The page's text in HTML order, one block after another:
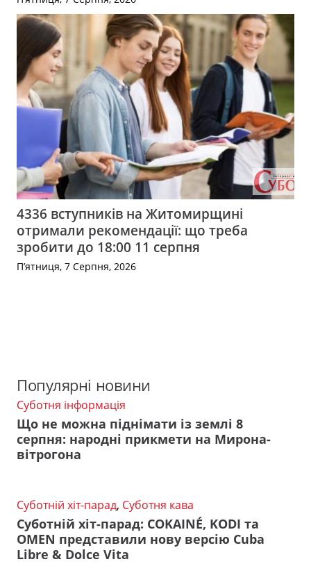
4336 вступників на Житомирщині
отримали рекомендації: що треба
зробити до 18:00 11 серпня
П’ятниця, 7 Серпня, 2026
Популярні новини
Суботня інформація
Що не можна піднімати із землі 8
серпня: народні прикмети на Мирона-
вітрогона
Суботній хіт-парад, Суботня кава
Суботній хіт-парад: COKAINÉ, KODI та
OMEN представили нову версію Cuba
Libre & Dolce Vita